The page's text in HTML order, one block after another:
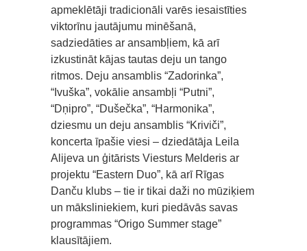
apmeklētāji tradicionāli varēs iesaistīties
viktorīnu jautājumu minēšanā,
sadziedāties ar ansambļiem, kā arī
izkustināt kājas tautas deju un tango
ritmos. Deju ansamblis “Zadorinka”,
“Ivuška”, vokālie ansambļi “Putni”,
“Dņipro”, “Dušečka”, “Harmonika”,
dziesmu un deju ansamblis “Kriviči”,
koncerta īpašie viesi – dziedātāja Leila
Alijeva un ģitārists Viesturs Melderis ar
projektu “Eastern Duo”, kā arī Rīgas
Danču klubs – tie ir tikai daži no mūziķiem
un māksliniekiem, kuri piedāvās savas
programmas “Origo Summer stage”
klausītājiem.